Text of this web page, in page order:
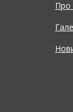
Про